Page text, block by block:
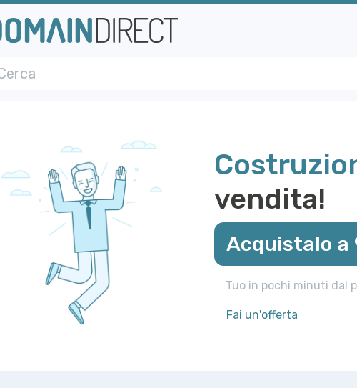
vendita!
Acquistalo a
Tuo in pochi minuti dal
Fai un'offerta